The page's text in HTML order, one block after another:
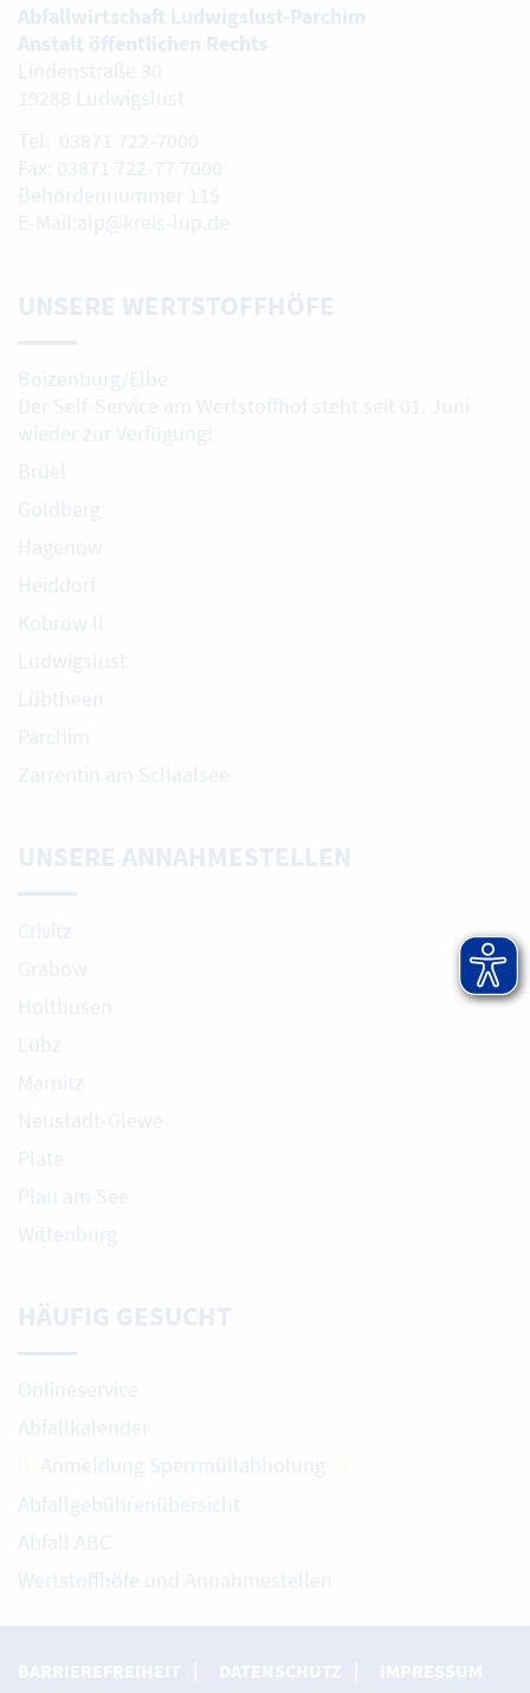
Abfallwirtschaft Ludwigslust-Parchim
Anstalt öffentlichen Rechts
Lindenstraße 30
19288 Ludwigslust
Tel: 03871 722-7000
Fax: 03871 722-77 7000
Behördennummer 115
E-Mail:alp@kreis-lup.de
UNSERE WERTSTOFFHÖFE
Boizenburg/Elbe
Der Self-Service am Wertstoffhof steht seit 01. Juni
wieder zur Verfügung!
Brüel
Goldberg
Hagenow
Heiddorf
Kobrow II
Ludwigslust
Lübtheen
Parchim
Zarrentin am Schaalsee
UNSERE ANNAHMESTELLEN
Crivitz
Grabow
Holthusen
Lübz
Marnitz
Neustadt-Glewe
Plate
Plau am See
Wittenburg
HÄUFIG GESUCHT
Onlineservice
Abfallkalender
Anmeldung Sperrmüllabholung
Abfallgebührenübersicht
Abfall ABC
Wertstoffhöfe und Annahmestellen
BARRIEREFREIHEIT DATENSCHUTZ IMPRESSUM